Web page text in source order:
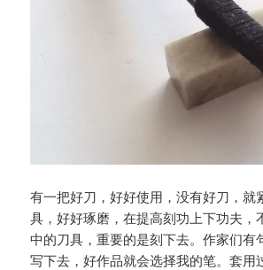
有一把好刀，好好使用，没有好刀，就
具，好好琢磨，在提高刻功上下功夫，
中的刀具，重要的是刻下去。作家们有
写下去，好作品就会选择我的笔。套用